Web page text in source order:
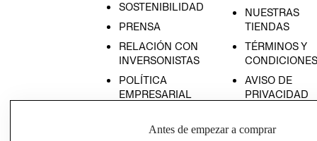
SOSTENIBILIDAD
PRENSA
RELACIÓN CON
INVERSONISTAS
POLÍTICA
EMPRESARIAL
NUESTRAS
TIENDAS
TÉRMINOS Y
CONDICIONES
AVISO DE
PRIVACIDAD
AVISO DE
Antes de empezar a comprar